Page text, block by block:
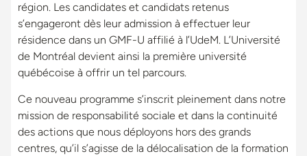
région. Les candidates et candidats retenus
s’engageront dès leur admission à effectuer leur
résidence dans un GMF-U affilié à l’UdeM. L’Université
de Montréal devient ainsi la première université
québécoise à offrir un tel parcours.
Ce nouveau programme s’inscrit pleinement dans notre
mission de responsabilité sociale et dans la continuité
des actions que nous déployons hors des grands
centres, qu’il s’agisse de la délocalisation de la formation